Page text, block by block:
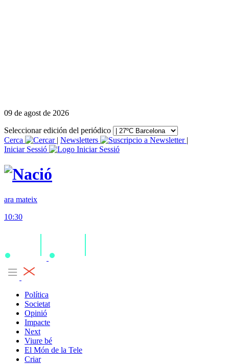
09 de agost de 2026
Seleccionar edición del periódico
Cerca
| Newsletters
|
Iniciar Sessió
ara mateix
10:30
Política
Societat
Opinió
Impacte
Next
Viure bé
El Món de la Tele
Criar